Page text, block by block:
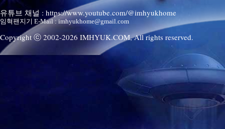
유튜브 채널 : https://www.youtube.com/@imhyukhome
임혁팬지기 E-Mail : imhyukhome@gmail.com
Copyright ⓒ 2002-2026 IMHYUK.COM,All rights reserved.